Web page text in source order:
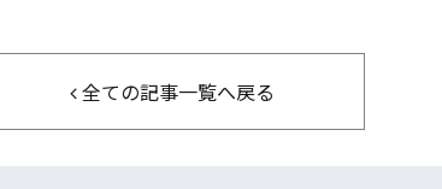
全ての記事一覧へ戻る